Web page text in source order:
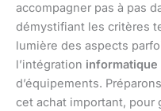
accompagner pas à pas
démystifiant les critères
lumière des aspects
l’intégration informatique
d’équipements.
cet achat important, pour